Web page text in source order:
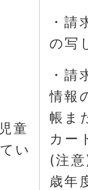
童
い
・請
の写
・請
情報
帳ま
カー
(注
歳年